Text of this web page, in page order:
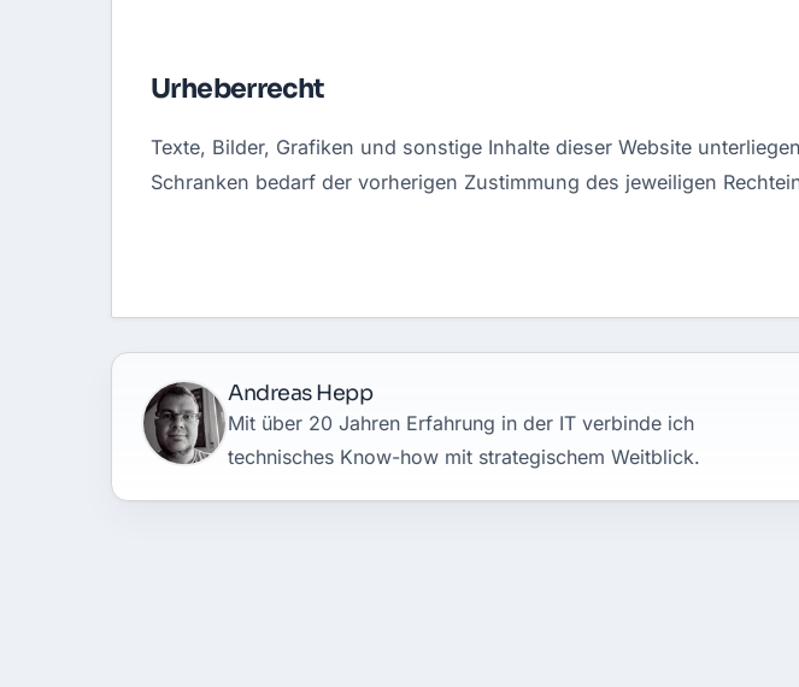
Urheberrecht
Texte, Bilder, Grafiken und sonstige Inhalte dieser Website
Schranken bedarf der vorherigen Zustimmung des jeweiligen
Andreas Hepp
Mit über 20 Jahren Erfahrung in der IT verbinde ich
technisches Know-how mit strategischem Weitblick.